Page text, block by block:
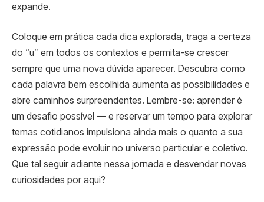
expande.
Coloque em prática cada dica explorada, traga a certeza
do “u” em todos os contextos e permita-se crescer
sempre que uma nova dúvida aparecer. Descubra como
cada palavra bem escolhida aumenta as possibilidades e
abre caminhos surpreendentes. Lembre-se: aprender é
um desafio possível — e reservar um tempo para explorar
temas cotidianos impulsiona ainda mais o quanto a sua
expressão pode evoluir no universo particular e coletivo.
Que tal seguir adiante nessa jornada e desvendar novas
curiosidades por aqui?